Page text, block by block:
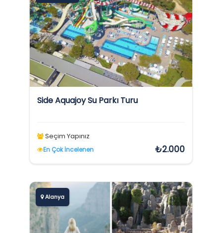
Side Aquajoy Su Parkı Turu
Seçim Yapınız
En Çok İncelenen ₺2.000
Alanya